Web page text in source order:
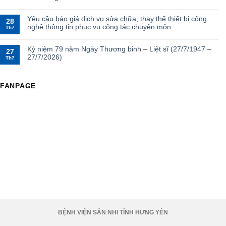
28
Th7
Yêu cầu báo giá dịch vụ sửa chữa, thay thế thiết bị công
nghệ thông tin phục vụ công tác chuyên môn
27
Th7
Kỷ niệm 79 năm Ngày Thương binh – Liệt sĩ (27/7/1947 –
27/7/2026)
FANPAGE
BỆNH VIỆN SẢN NHI TỈNH HƯNG YÊN